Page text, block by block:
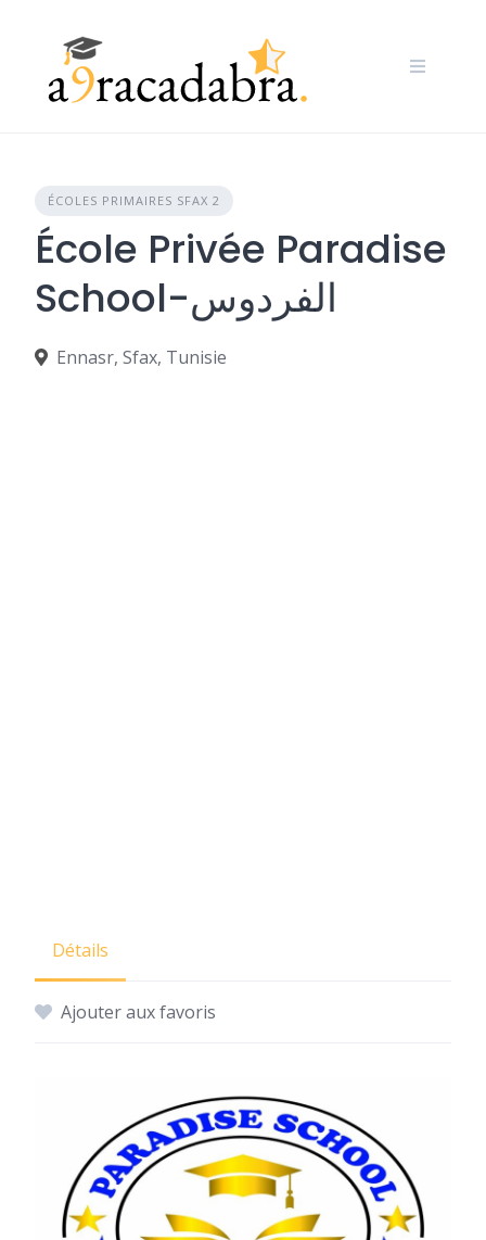
ÉCOLES PRIMAIRES SFAX 2
École Privée Paradise
School-الفردوس
Ennasr, Sfax, Tunisie
Détails
Ajouter aux favoris